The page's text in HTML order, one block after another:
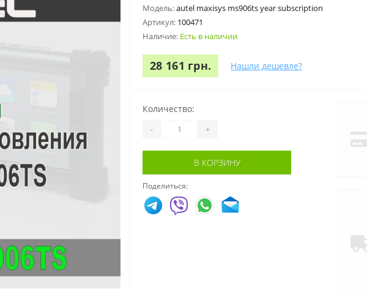
Модель:autel maxisys ms906ts year subscription
Артикул: 100471
Наличие: Есть в наличии
28 161 грн. Нашли дешевле?
Количество:
- +
В КОРЗИНУ
Поделиться: